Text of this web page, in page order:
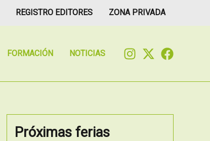
REGISTRO EDITORES ZONA PRIVADA
FORMACIÓN NOTICIAS
Próximas ferias